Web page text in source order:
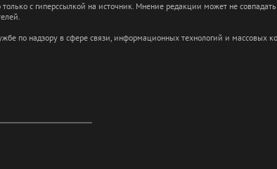
с гиперссылкой на источник. Мнение редакции может не
по надзору в сфере связи, информационных технологий и